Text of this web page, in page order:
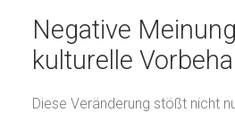
Negative
kulturelle
Diese Veränderung stößt nicht